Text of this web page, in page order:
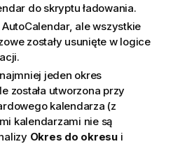
do skryptu ładowania.
ale wszystkie
zostały usunięte w logice
jeden okres
została utworzona przy
kalendarza (z
kalendarzami nie są
Okres do okresui